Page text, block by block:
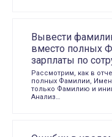
Вывести
вместо полных
зарплаты по
Рассмотрим, как в
полных Фамилии,
только Фамилию и
Анализ…